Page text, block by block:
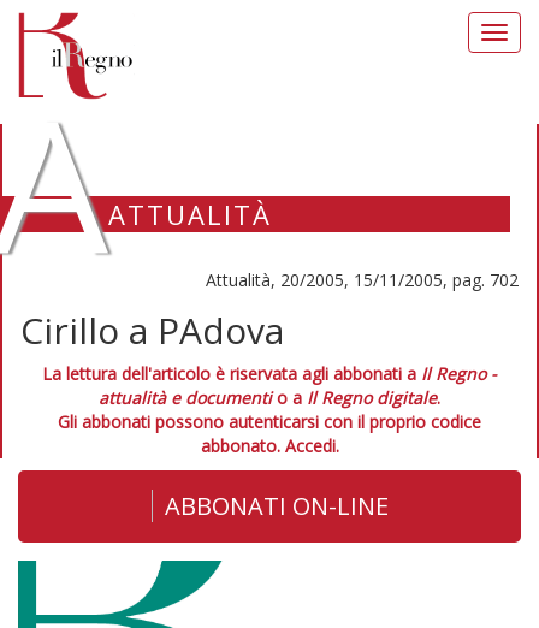
ATTUALITÀ
Attualità, 20/2005, 15/11/2005, pag. 702
Cirillo a PAdova
La lettura dell'articolo è riservata agli abbonati a Il Regno -
attualità e documentio a Il Regno digitale.
Gli abbonati possono autenticarsi con il proprio codice
abbonato. Accedi.
ABBONATI ON-LINE